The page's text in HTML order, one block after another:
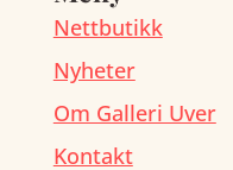
Nettbutikk
Nyheter
Om Galleri Uver
Kontakt